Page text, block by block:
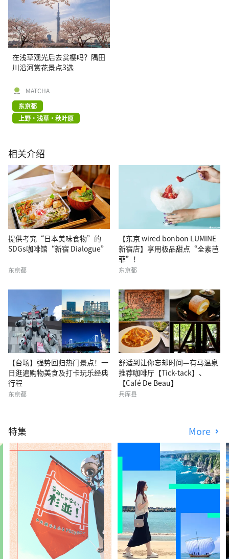
在浅草观光后去赏樱吗？隅田
川沿河赏花景点3选
MATCHA
东京都
上野・浅草・秋叶原
相关介绍
提供考究“日本美味食物”的
SDGs咖啡馆“新宿 Dialogue”
东京都
【东京 wired bonbon LUMINE
新宿店】享用极品甜点“全素芭
菲”！
东京都
【台场】强势回归热门景点！一
日逛遍购物美食及打卡玩乐经典
行程
东京都
舒适到让你忘却时间—有马温泉
推荐咖啡厅【Tick-tack】、
【Café De Beau】
兵库县
特集 More